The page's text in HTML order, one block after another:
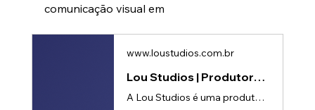
comunicação visual em
www.loustudios.com.br
Lou Studios | Produtora de vídeos
A Lou Studios é uma produtora de vídeos, especializada em motion design, animação 2D e 3D. Temos o vídeo certo para suas redes sociais!